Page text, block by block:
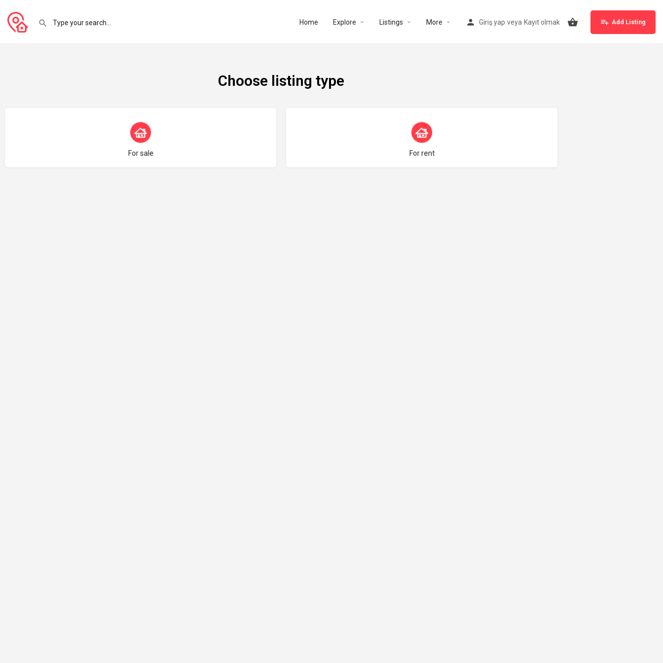
Home Explore Listings More Giriş yap veya Kayıt olmak Add Listing
Choose listing type
For sale
Türünü seçin
For rent
Türünü seçin